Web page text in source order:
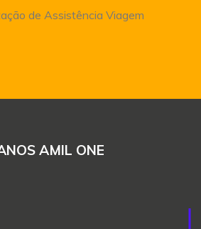
de Assistência Viagem
AMIL ONE